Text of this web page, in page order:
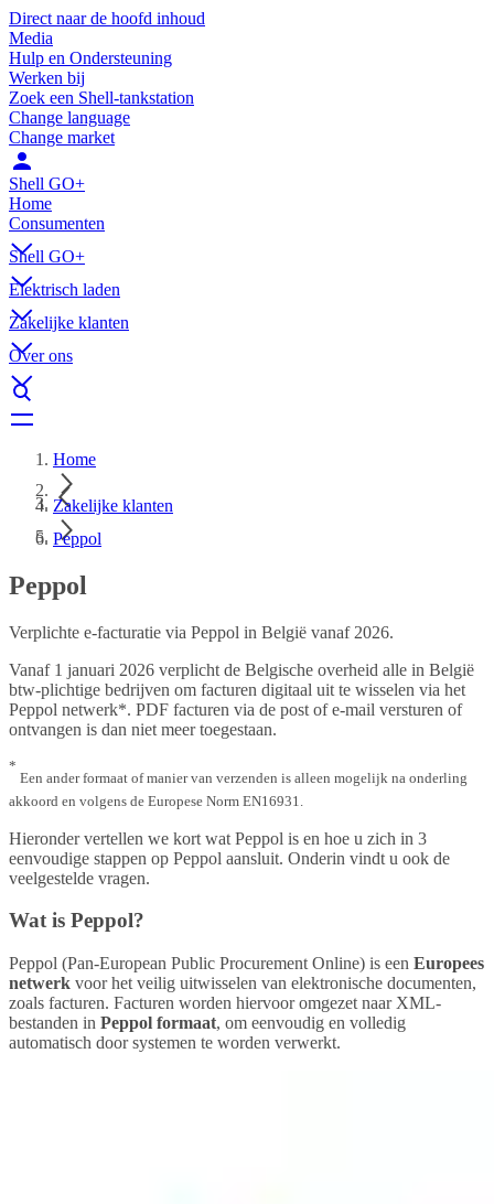
Direct naar de hoofd inhoud
Media
Hulp en Ondersteuning
Werken bij
Zoek een Shell-tankstation
Change language
Change market
Shell GO+
Home
Consumenten
Shell GO+
Elektrisch laden
Zakelijke klanten
Over ons
Home
Zakelijke klanten
Peppol
Peppol
Verplichte e-facturatie via Peppol in België vanaf 2026.
Vanaf 1 januari 2026 verplicht de Belgische overheid alle in België
btw-plichtige bedrijven om facturen digitaal uit te wisselen via het
Peppol netwerk*. PDF facturen via de post of e-mail versturen of
ontvangen is dan niet meer toegestaan.
*
Een ander formaat of manier van verzenden is alleen mogelijk na onderling
akkoord en volgens de Europese Norm EN16931.
Hieronder vertellen we kort wat Peppol is en hoe u zich in 3
eenvoudige stappen op Peppol aansluit. Onderin vindt u ook de
veelgestelde vragen.
Wat is Peppol?
Peppol (Pan-European Public Procurement Online) is een Europees
netwerk voor het veilig uitwisselen van elektronische documenten,
zoals facturen. Facturen worden hiervoor omgezet naar XML-
bestanden in Peppol formaat, om eenvoudig en volledig
automatisch door systemen te worden verwerkt.